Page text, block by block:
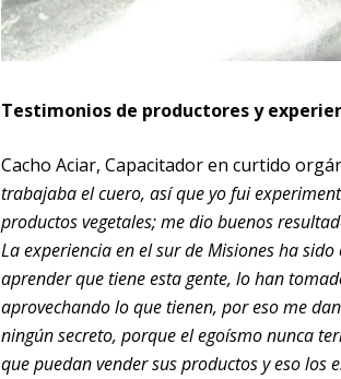
Testimonios de productores y
Cacho Aciar, Capacitador en curtido
trabajaba el cuero, así que yo fui
productos vegetales; me dio buenos
La experiencia en el sur de Misiones ha
aprender que tiene esta gente, lo han
aprovechando lo que tienen, por eso me
ningún secreto, porque el egoísmo nunca
que puedan vender sus productos y eso los